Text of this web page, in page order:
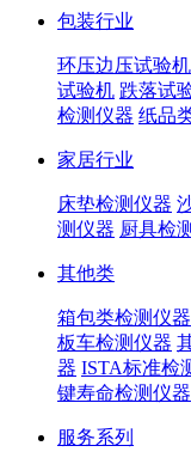
包装行业
环压边压试验机
试验机 跌落试
检测仪器 纸品
家居行业
床垫检测仪器
测仪器 厨具检
其他类
箱包类检测仪器
板车检测仪器
器 ISTA标准检
键寿命检测仪器
服务系列